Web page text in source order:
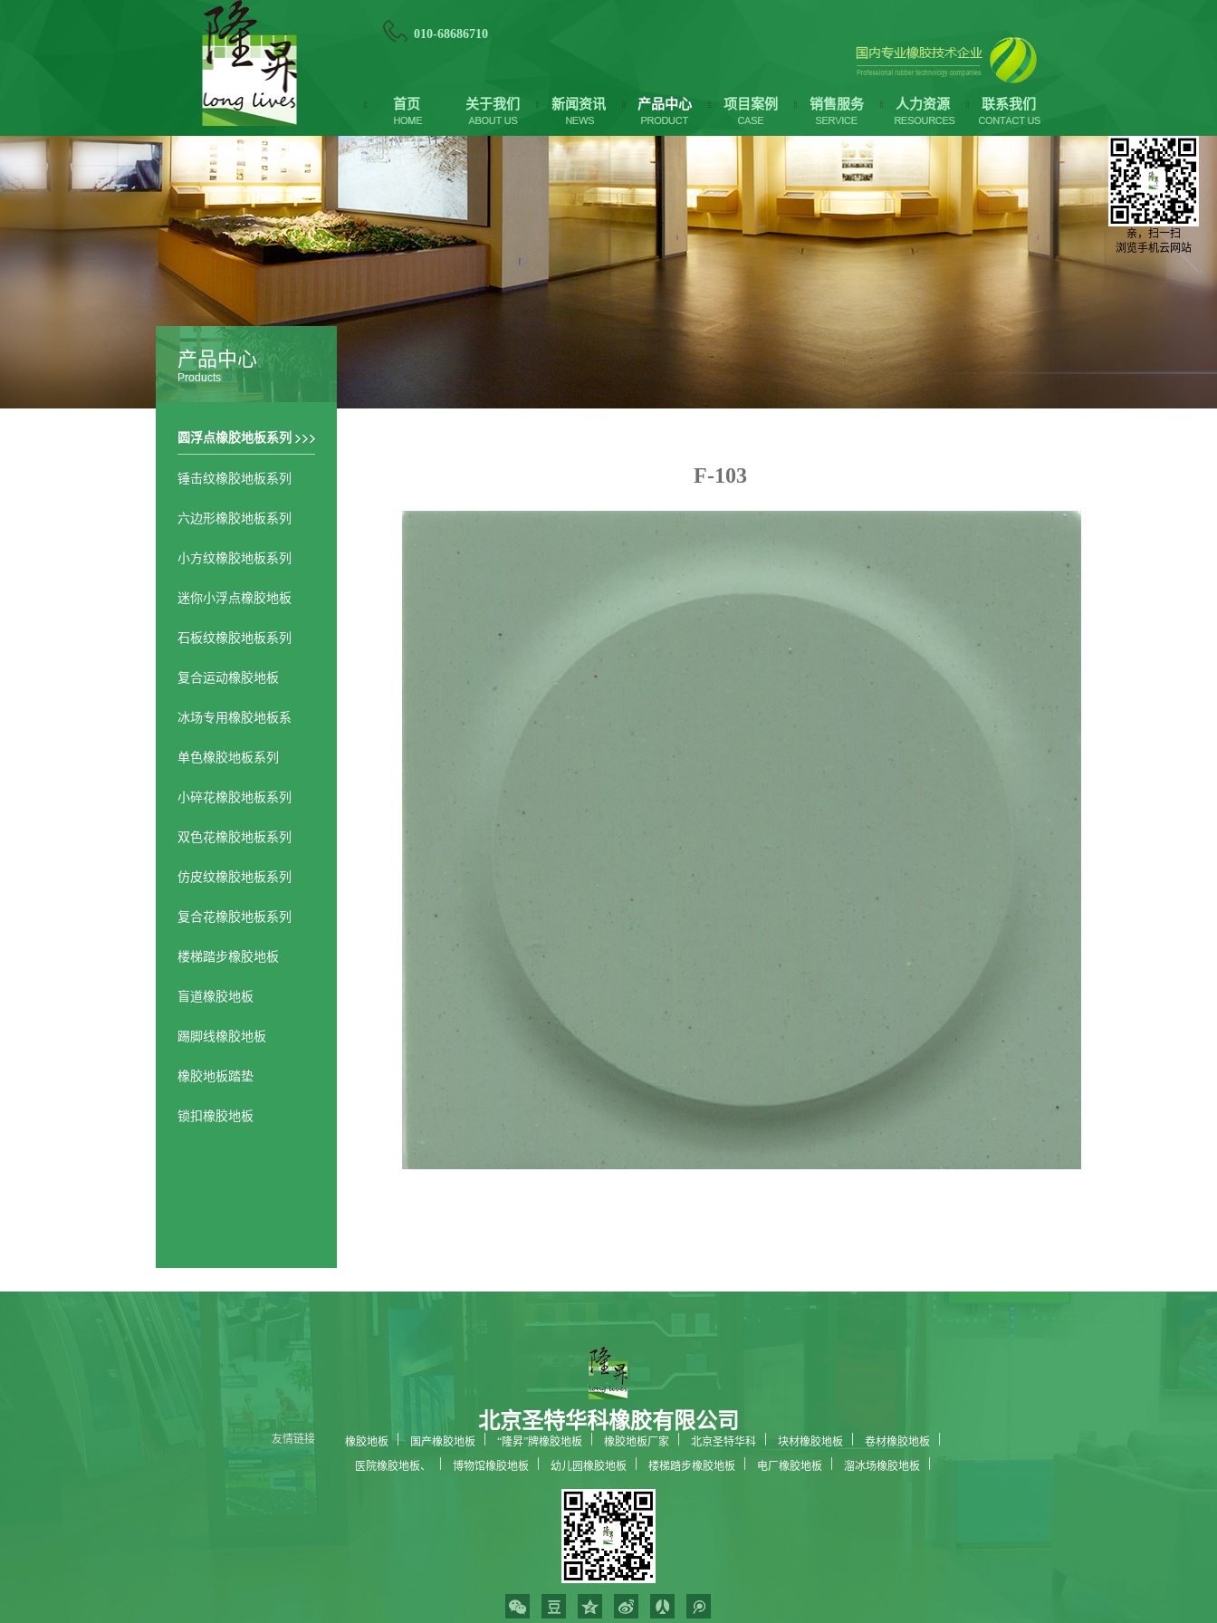
010-68686710
首页 关于我们 新闻资讯 产品中心 项目案例 销售服务 人力资源 联系我们
产品中心
Products
圆浮点橡胶地板系列
锤击纹橡胶地板系列
六边形橡胶地板系列
小方纹橡胶地板系列
迷你小浮点橡胶地板
石板纹橡胶地板系列
复合运动橡胶地板
冰场专用橡胶地板系
列
单色橡胶地板系列
小碎花橡胶地板系列
双色花橡胶地板系列
仿皮纹橡胶地板系列
复合花橡胶地板系列
楼梯踏步橡胶地板
盲道橡胶地板
踢脚线橡胶地板
橡胶地板踏垫
锁扣橡胶地板
F-103
北京圣特华科橡胶有限公司
友情链接 橡胶地板 国产橡胶地板 “隆昇”牌橡胶地板 橡胶地板厂家 北京圣特华科 块材橡胶地板
卷材橡胶地板
医院橡胶地板、
博物馆橡胶地板 幼儿园橡胶地板 楼梯踏步橡胶地板 电厂橡胶地板
溜冰场橡胶地板
科技馆橡胶地板
亲，扫一扫
浏览手机云网站